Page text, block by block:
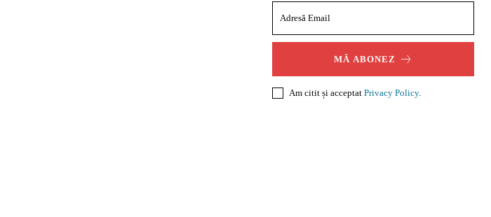
MĂ ABONEZ
Am citit și acceptat Privacy Policy.